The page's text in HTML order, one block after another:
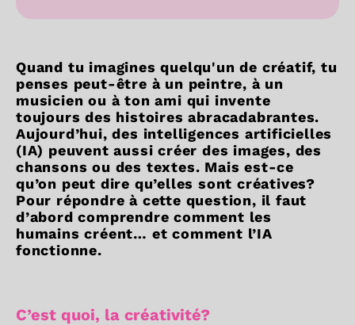
Quand tu imagines quelqu'un de créatif, tu
penses peut-être à un peintre, à un
musicien ou à ton ami qui invente
toujours des histoires abracadabrantes.
Aujourd’hui, des intelligences artificielles
(IA) peuvent aussi créer des images, des
chansons ou des textes. Mais est-ce
qu’on peut dire qu’elles sont créatives?
Pour répondre à cette question, il faut
d’abord comprendre comment les
humains créent… et comment l’IA
fonctionne.
C’est quoi, la créativité?